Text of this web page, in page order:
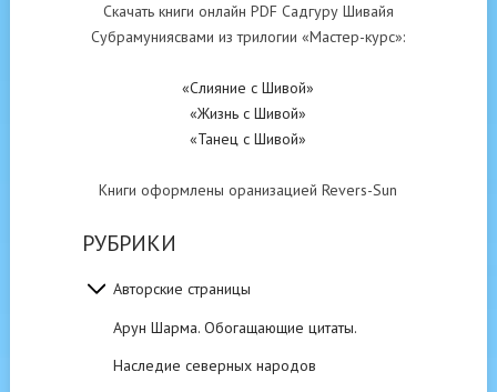
Скачать книги онлайн PDF Садгуру Шивайя
Субрамуниясвами из трилогии «Мастер-курс»:
«Слияние с Шивой»
«Жизнь с Шивой»
«Танец с Шивой»
Книги оформлены оранизацией Revers-Sun
РУБРИКИ
Авторские страницы
Арун Шарма. Обогащающие цитаты.
Наследие северных народов